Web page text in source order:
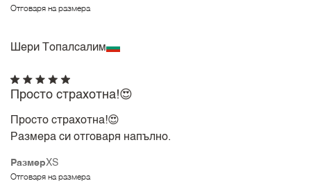
Отговаря на размера
Шери Топалсалим
РазмерXS
Отговаря на размера
Просто страхотна!😍
Просто страхотна!😍
Размера си отговаря напълно.